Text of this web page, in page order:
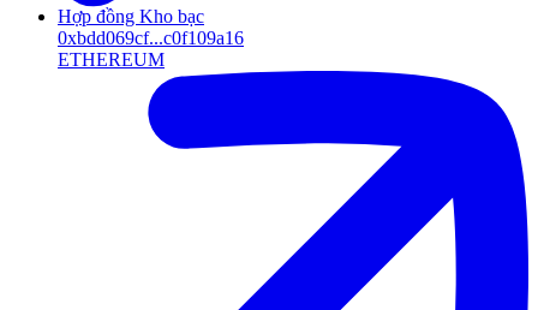
Hợp đồng Kho bạc
0xbdd069cf...c0f109a16
ETHEREUM